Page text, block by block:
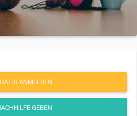
ANMELDEN
GEBEN